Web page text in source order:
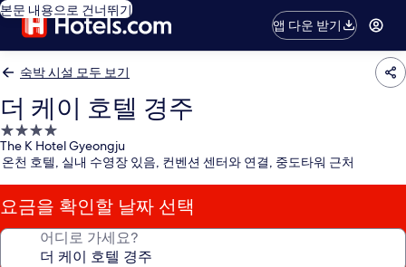
본문 내용으로 건너뛰기
앱 다운 받기
숙박 시설 모두 보기
더 케이 호텔 경주
4.0
성
급
숙
박
시
The K Hotel Gyeongju
온천 호텔, 실내 수영장 있음, 컨벤션 센터와 연결, 중도타워 근처
요금을 확인할 날짜 선택
어디로 가세요?